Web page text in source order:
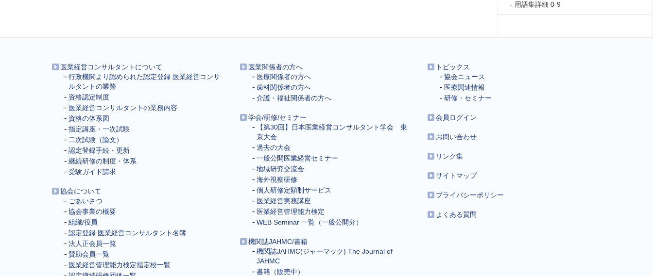
用語集詳細 0-9
医業経営コンサルタントについて
行政機関より認められた認定登録 医業経営コンサ
ルタントの業務
資格認定制度
医業経営コンサルタントの業務内容
資格の体系図
指定講座・一次試験
二次試験（論文）
認定登録手続・更新
継続研修の制度・体系
受験ガイド請求
協会について
ごあいさつ
協会事業の概要
組織/役員
認定登録 医業経営コンサルタント名簿
法人正会員一覧
賛助会員一覧
医業経営管理能力検定指定校一覧
医業関係者の方へ
医療関係者の方へ
歯科関係者の方へ
介護・福祉関係者の方へ
学会/研修/セミナー
【第30回】日本医業経営コンサルタント学会 東
京大会
過去の大会
一般公開医業経営セミナー
地域研究交流会
海外視察研修
個人研修定額制サービス
医業経営実務講座
医業経営管理能力検定
WEB Seminar 一覧（一般公開分）
機関誌JAHMC/書籍
機関誌JAHMC(ジャーマック) The Journal of
JAHMC
書籍（販売中）
トピックス
協会ニュース
医療関連情報
研修・セミナー
会員ログイン
お問い合わせ
リンク集
サイトマップ
プライバシーポリシー
よくある質問